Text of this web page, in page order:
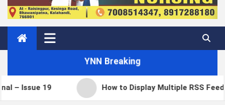
YNN Breaking
How to Display Multiple RSS Feeds on One Page in